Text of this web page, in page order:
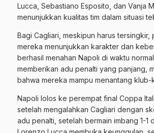
Lucca, Sebastiano Esposito, dan Vanja
menunjukkan kualitas tim dalam situasi
Bagi Cagliari, meskipun harus tersingkir,
mereka menunjukkan karakter dan
berhasil menahan Napoli di waktu
memberikan adu penalti yang panjang,
bahwa mereka mampu menantang klub-
Napoli lolos ke perempat final Coppa
setelah mengalahkan Cagliari dengan
adu penalti, setelah bermain imbang 1-1